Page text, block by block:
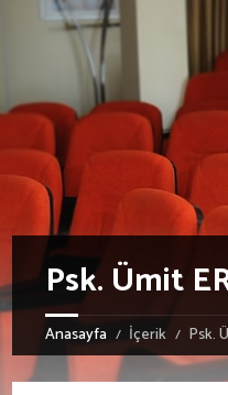
Psk. Ümit
Anasayfa İçerik Psk.